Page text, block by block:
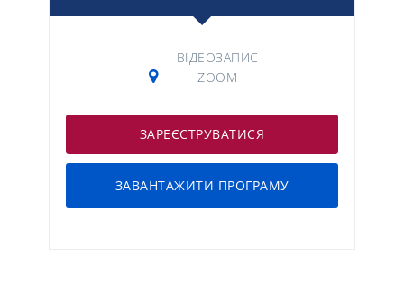
ВІДЕОЗАПИС
ZOOM
ЗАРЕЄСТРУВАТИСЯ
ЗАВАНТАЖИТИ ПРОГРАМУ